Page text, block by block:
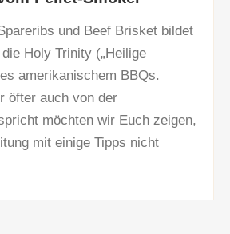
und Beef Brisket bildet
Holy Trinity („Heilige
amerikanischem BBQs.
öfter auch von der
möchten wir Euch zeigen,
mit einige Tipps nicht